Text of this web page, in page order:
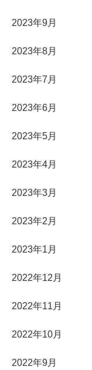
2023年9月
2023年8月
2023年7月
2023年6月
2023年5月
2023年4月
2023年3月
2023年2月
2023年1月
2022年12月
2022年11月
2022年10月
2022年9月